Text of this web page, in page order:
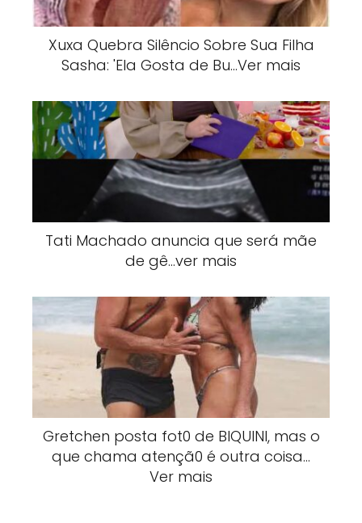
Xuxa Quebra Silêncio Sobre Sua Filha
Sasha: 'Ela Gosta de Bu…Ver mais
Tati Machado anuncia que será mãe
de gê…ver mais
Gretchen posta fot0 de BlQUlNI, mas o
que chama atençã0 é outra coisa…
Ver mais